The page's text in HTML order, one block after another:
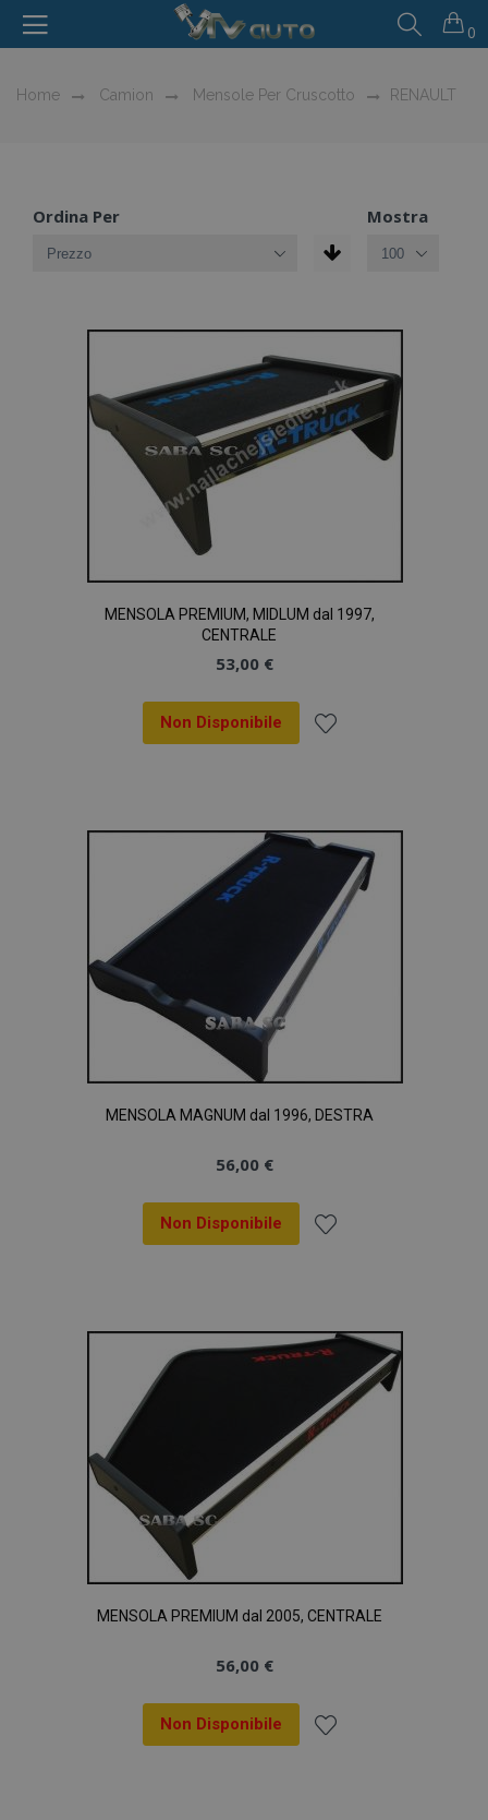
0
Home Camion Mensole Per Cruscotto RENAULT
Ordina Per Mostra
MENSOLA PREMIUM, MIDLUM dal 1997,
CENTRALE
53,00 €
Non Disponibile
lista
desideri
MENSOLA MAGNUM dal 1996, DESTRA
56,00 €
Non Disponibile
lista
desideri
MENSOLA PREMIUM dal 2005, CENTRALE
56,00 €
Non Disponibile